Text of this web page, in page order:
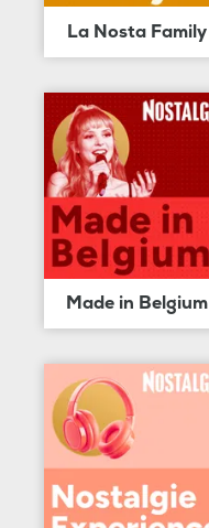
La Nosta Family
Made in Belgium